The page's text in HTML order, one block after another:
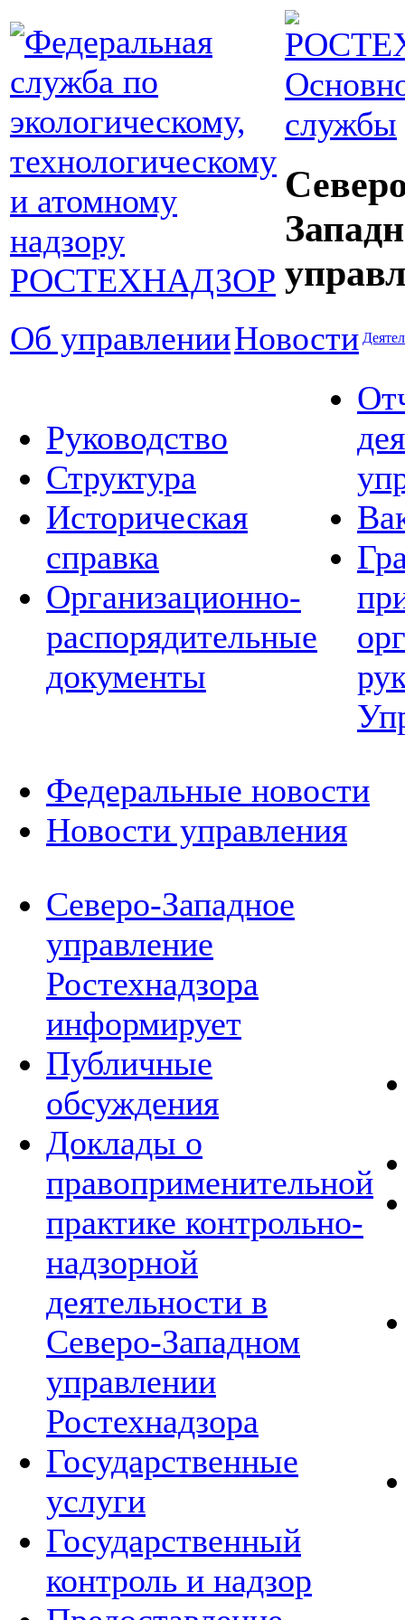
службы
Об управленииНовости
Руководство
Структура
Историческая
справка
Организационно-
распорядительные
документы
Федеральные новости
Новости управления
Северо-Западное
управление
Ростехнадзора
информирует
Публичные
обсуждения
Доклады о
правоприменительной
практике контрольно-
надзорной
деятельности в
Северо-Западном
управлении
Ростехнадзора
Государственные
услуги
Государственный
контроль и надзор